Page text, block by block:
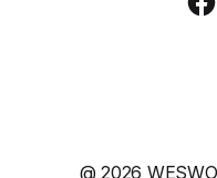
@2026